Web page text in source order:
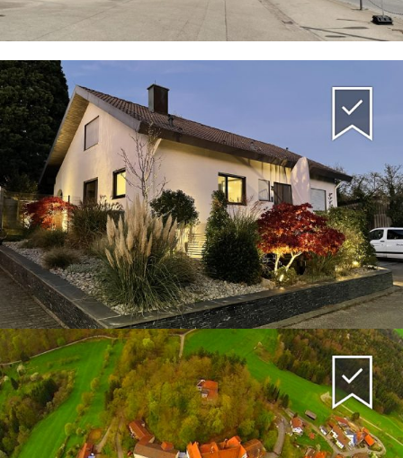
Mehrfamilien-Doppelhaus Kernen-
Stetten
Mehrfamilienhaus / Wohnanlage
Einfamilienhaus Hessigheim
Einfamilienhaus
Fachpflegeheim Elisabethenberg